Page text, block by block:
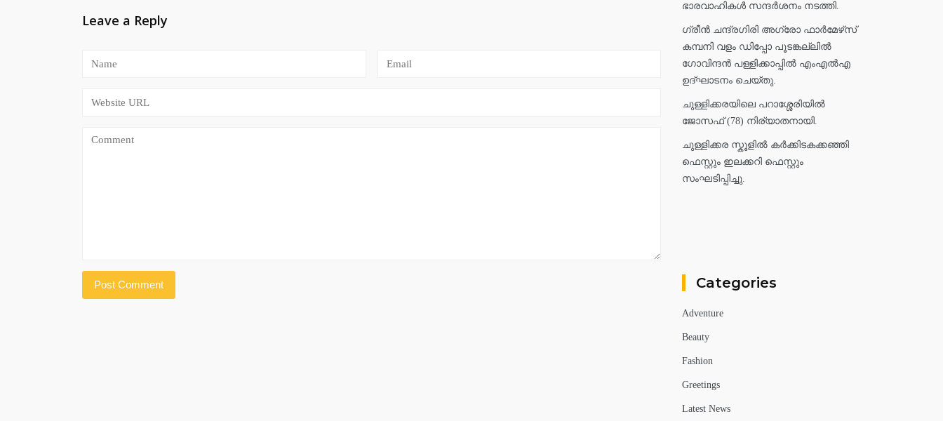
Leave a Reply
ഭാരവാഹികൾ സന്ദർശനം നടത്തി.
ഗ്രീൻ ചന്ദ്രഗിരി അഗ്രോ ഫാർമേഴ്‌സ്
കമ്പനി വളം ഡിപ്പോ പൂടങ്കല്ലിൽ
ഗോവിന്ദൻ പള്ളിക്കാപ്പിൽ എംഎൽഎ
ഉദ്ഘാടനം ചെയ്തു.
ചുള്ളിക്കരയിലെ പറാശ്ശേരിയിൽ
ജോസഫ് (78) നിര്യാതനായി.
ചുള്ളിക്കര സ്കൂളിൽ കർക്കിടകക്കഞ്ഞി
ഫെസ്റ്റും ഇലക്കറി ഫെസ്റ്റും
സംഘടിപ്പിച്ചു.
Categories
Adventure
Beauty
Fashion
Greetings
Latest News